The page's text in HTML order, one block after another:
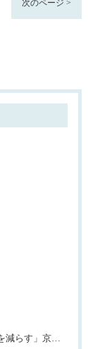
次のページ >
「整理収納で見えないコストを減らす」京都桂川ロータリークラブ様主催